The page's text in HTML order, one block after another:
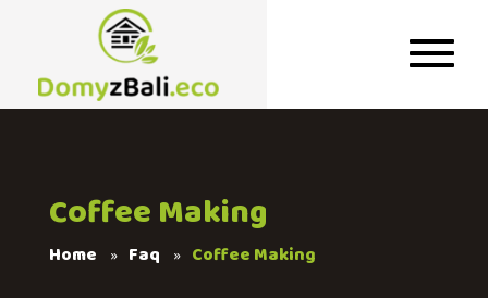
Coffee Making
Home Faq Coffee Making